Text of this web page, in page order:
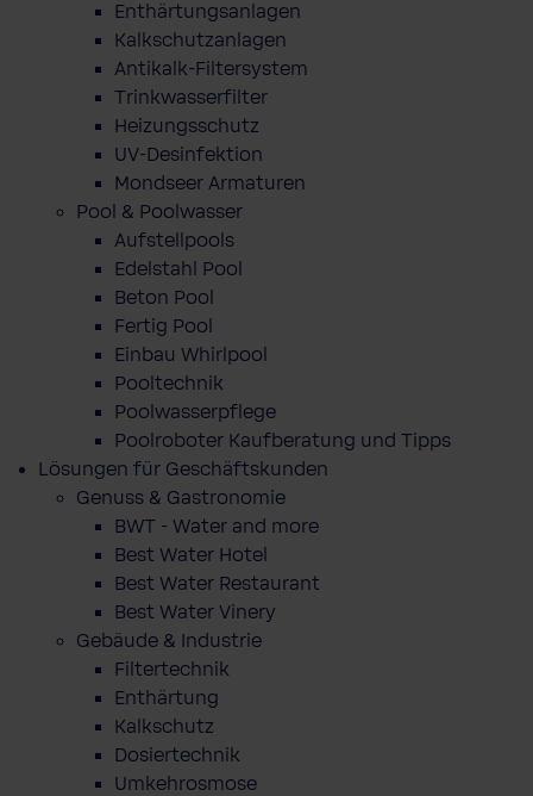
Enthärtungsanlagen
Kalkschutzanlagen
Antikalk-Filtersystem
Trinkwasserfilter
Heizungsschutz
UV-Desinfektion
Mondseer Armaturen
Pool & Poolwasser
Aufstellpools
Edelstahl Pool
Beton Pool
Fertig Pool
Einbau Whirlpool
Pooltechnik
Poolwasserpflege
Poolroboter Kaufberatung und Tipps
Lösungen für Geschäftskunden
Genuss & Gastronomie
BWT - Water and more
Best Water Hotel
Best Water Restaurant
Best Water Vinery
Gebäude & Industrie
Filtertechnik
Enthärtung
Kalkschutz
Dosiertechnik
Umkehrosmose